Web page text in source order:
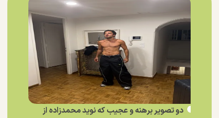
دو تصویر برهنه و عجیب که نوید محمدزاده از